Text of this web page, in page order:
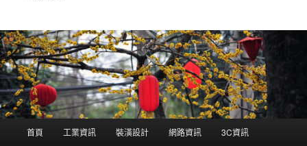
首頁 工業資訊 裝潢設計 網路資訊 3C資訊